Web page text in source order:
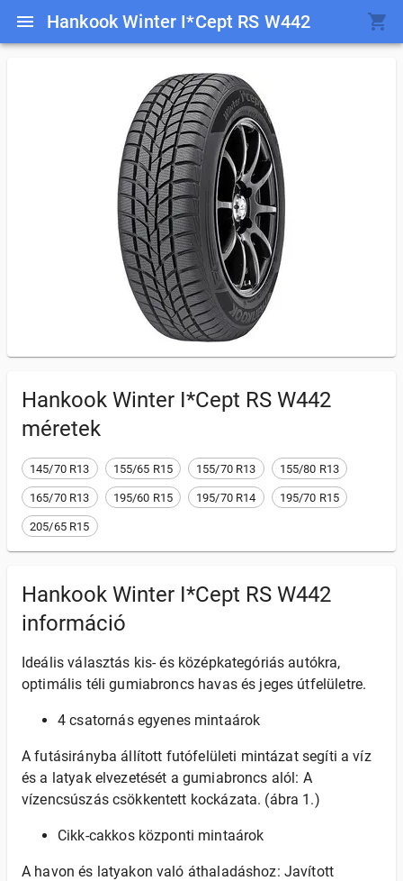
Hankook Winter I*Cept RS W442
Hankook Winter I*Cept RS W442
méretek
145/70 R13 155/65 R15 155/70 R13 155/80 R13
165/70 R13 195/60 R15 195/70 R14 195/70 R15
205/65 R15
Hankook Winter I*Cept RS W442
információ
Ideális választás kis- és középkategóriás autókra,
optimális téli gumiabroncs havas és jeges útfelületre.
4 csatornás egyenes mintaárok
A futásirányba állított futófelületi mintázat segíti a víz
és a latyak elvezetését a gumiabroncs alól: A
vízencsúszás csökkentett kockázata. (ábra 1.)
Cikk-cakkos központi mintaárok
A havon és latyakon való áthaladáshoz: Javított